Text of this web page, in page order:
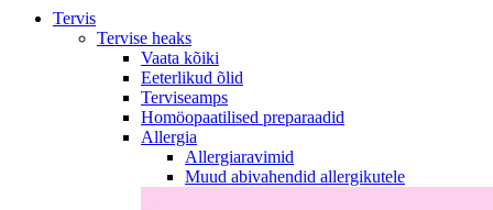
Tervis
Tervise heaks
Vaata kõiki
Eeterlikud õlid
Terviseamps
Homöopaatilised preparaadid
Allergia
Allergiaravimid
Muud abivahendid allergikutele